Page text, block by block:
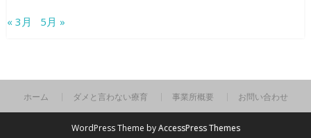
« 3月 5月 »
ホーム ダメと言わない療育 事業所概要 お問い合わせ
WordPress Theme byAccessPress Themes